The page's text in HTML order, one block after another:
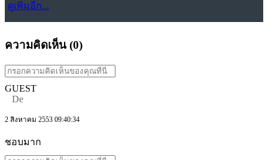
ดูเพิ่มอีก...
ความคิดเห็น (0)
GUEST
De
2 สิงหาคม 2553 09:40:34
ชอบมาก